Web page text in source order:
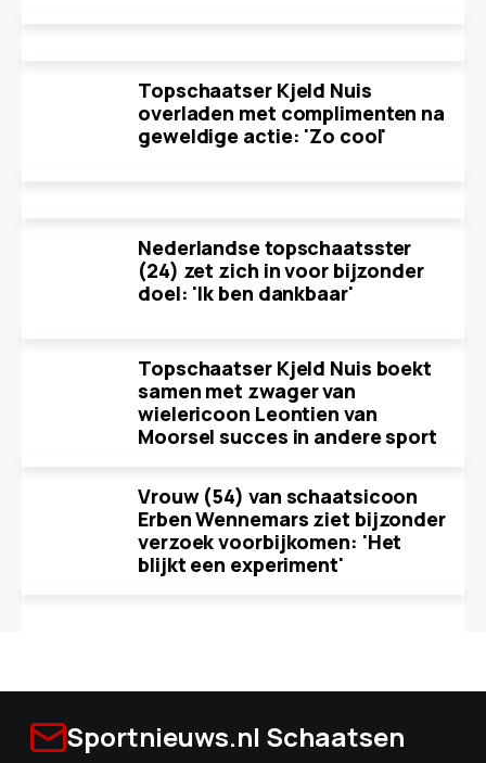
Topschaatser Kjeld Nuis
overladen met complimenten na
geweldige actie: 'Zo cool'
Nederlandse topschaatsster
(24) zet zich in voor bijzonder
doel: 'Ik ben dankbaar'
Topschaatser Kjeld Nuis boekt
samen met zwager van
wielericoon Leontien van
Moorsel succes in andere sport
Vrouw (54) van schaatsicoon
Erben Wennemars ziet bijzonder
verzoek voorbijkomen: 'Het
blijkt een experiment'